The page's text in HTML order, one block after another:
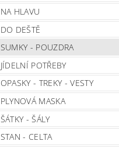
NA HLAVU
DO DEŠTĚ
SUMKY - POUZDRA
JÍDELNÍ POTŘEBY
OPASKY - TREKY - VESTY
PLYNOVÁ MASKA
ŠÁTKY - ŠÁLY
STAN - CELTA